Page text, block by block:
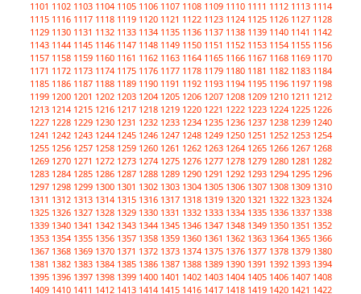
1101 1102 1103 1104 1105 1106 1107 1108 1109 1110 1111 1112 1113 1114
1115 1116 1117 1118 1119 1120 1121 1122 1123 1124 1125 1126 1127 1128
1129 1130 1131 1132 1133 1134 1135 1136 1137 1138 1139 1140 1141 1142
1143 1144 1145 1146 1147 1148 1149 1150 1151 1152 1153 1154 1155 1156
1157 1158 1159 1160 1161 1162 1163 1164 1165 1166 1167 1168 1169 1170
1171 1172 1173 1174 1175 1176 1177 1178 1179 1180 1181 1182 1183 1184
1185 1186 1187 1188 1189 1190 1191 1192 1193 1194 1195 1196 1197 1198
1199 1200 1201 1202 1203 1204 1205 1206 1207 1208 1209 1210 1211 1212
1213 1214 1215 1216 1217 1218 1219 1220 1221 1222 1223 1224 1225 1226
1227 1228 1229 1230 1231 1232 1233 1234 1235 1236 1237 1238 1239 1240
1241 1242 1243 1244 1245 1246 1247 1248 1249 1250 1251 1252 1253 1254
1255 1256 1257 1258 1259 1260 1261 1262 1263 1264 1265 1266 1267 1268
1269 1270 1271 1272 1273 1274 1275 1276 1277 1278 1279 1280 1281 1282
1283 1284 1285 1286 1287 1288 1289 1290 1291 1292 1293 1294 1295 1296
1297 1298 1299 1300 1301 1302 1303 1304 1305 1306 1307 1308 1309 1310
1311 1312 1313 1314 1315 1316 1317 1318 1319 1320 1321 1322 1323 1324
1325 1326 1327 1328 1329 1330 1331 1332 1333 1334 1335 1336 1337 1338
1339 1340 1341 1342 1343 1344 1345 1346 1347 1348 1349 1350 1351 1352
1353 1354 1355 1356 1357 1358 1359 1360 1361 1362 1363 1364 1365 1366
1367 1368 1369 1370 1371 1372 1373 1374 1375 1376 1377 1378 1379 1380
1381 1382 1383 1384 1385 1386 1387 1388 1389 1390 1391 1392 1393 1394
1395 1396 1397 1398 1399 1400 1401 1402 1403 1404 1405 1406 1407 1408
1409 1410 1411 1412 1413 1414 1415 1416 1417 1418 1419 1420 1421 1422